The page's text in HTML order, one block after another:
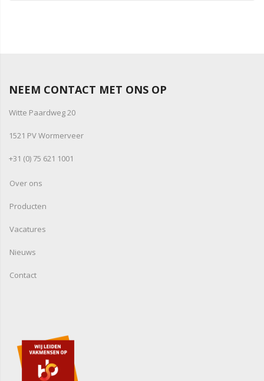
NEEM CONTACT MET ONS OP
Witte Paardweg 20
1521 PV Wormerveer
+31 (0) 75 621 1001
Over ons
Producten
Vacatures
Nieuws
Contact